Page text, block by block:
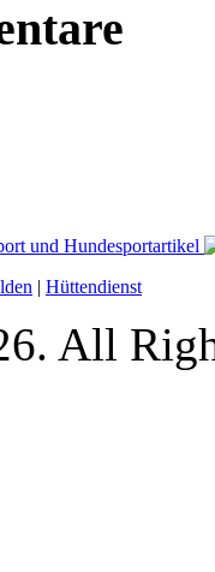
| Hüttendienst
All